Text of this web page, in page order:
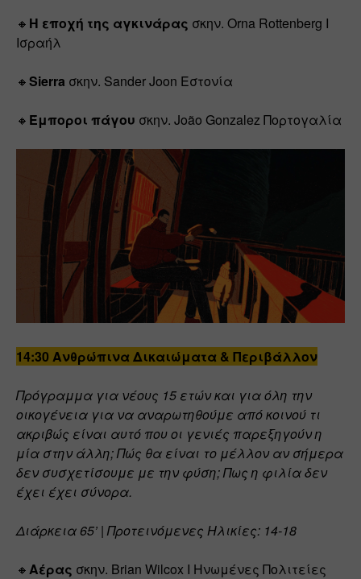
🔸 Η εποχή της αγκινάρας σκην. Orna Rottenberg Ι
Ισραήλ
🔸Sierra σκην. Sander Joon Εστονία
🔸 Έμποροι πάγου σκην. João Gonzalez Πορτογαλία
14:30 Ανθρώπινα Δικαιώματα & Περιβάλλον
Πρόγραμμα για νέους 15 ετών και για όλη την
οικογένεια για να αναρωτηθούμε από κοινού τι
ακριβώς είναι αυτό που οι γενιές παρεξηγούν η
μία στην άλλη; Πώς θα είναι το μέλλον αν σήμερα
δεν συσχετίσουμε με την φύση; Πως η φιλία δεν
έχει έχει σύνορα.
Διάρκεια 65’ | Προτεινόμενες Ηλικίες: 14-18
🔸Aέρας σκην. Brian Wilcox I Ηνωμένες Πολιτείες